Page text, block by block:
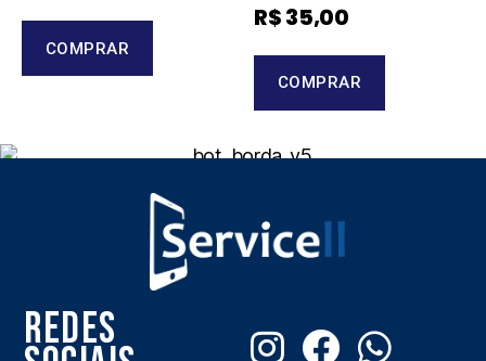
COMPRAR
R$35,00
COMPRAR
Redes